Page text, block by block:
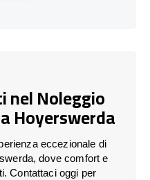
nel Noleggio
Hoyerswerda
eccezionale di
dove comfort e
Contattaci oggi per